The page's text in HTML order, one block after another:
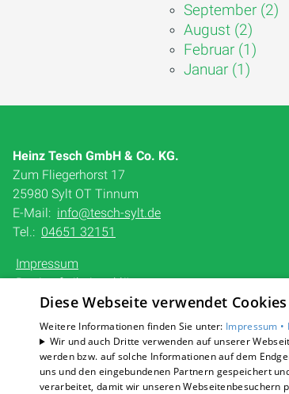
September (2)
August (2)
Februar (1)
Januar (1)
Heinz Tesch GmbH & Co. KG.
Zum Fliegerhorst 17
25980 Sylt OT Tinnum
E-Mail: info@tesch-sylt.de
Tel.: 04651 32151
Impressum
Barrierefreiheitserklärung
Datenschutzerklärung
AGB
Diese Webseite verwendet
Weitere Informationen finden Sie unter: Impressum •
Wir und auch Dritte verwenden auf unserer
werden bzw. auf solche Informationen auf dem
uns und den eingebundenen Partnern gespeichert
verarbeitet, damit wir unseren Webseitenbesuchern